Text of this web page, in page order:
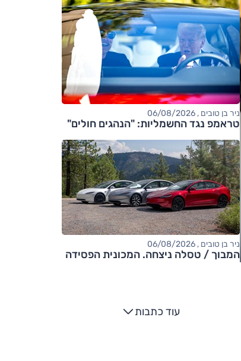
ניר בן טובים , 06/08/2026
טראמפ נגד החשמליות: "הנהגים חולים"
ניר בן טובים , 06/08/2026
המבוך / טסלה ניצחה. המכונית הפסידה
עוד כתבות